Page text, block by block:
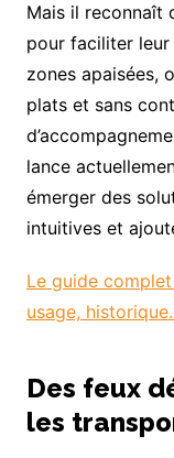
Mais il reconnaît
pour faciliter
zones apaisées,
plats et sans
lance
émerger des
intuitives et
Le guide
usage,
Des feux
les